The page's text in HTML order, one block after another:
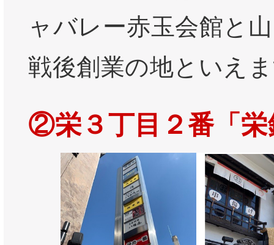
ャバレー赤玉会館と
戦後創業の地といえ
②栄３丁目２番「栄